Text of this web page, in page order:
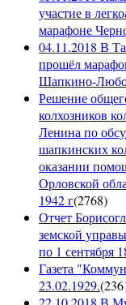
участие в
марафоне
04.11.2018 В
прошёл
Шапкино-
Решение
колхозников
Ленина по
шапкинских
оказании
Орловской
1942 г(2768)
Отчет
земской
по 1 сентября
Газета
23.02.1929.(